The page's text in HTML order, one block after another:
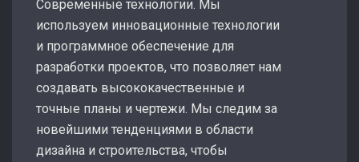
Современные технологии. Мы
используем инновационные технологии
и программное обеспечение для
разработки проектов, что позволяет нам
создавать высококачественные и
точные планы и чертежи. Мы следим за
новейшими тенденциями в области
дизайна и строительства, чтобы